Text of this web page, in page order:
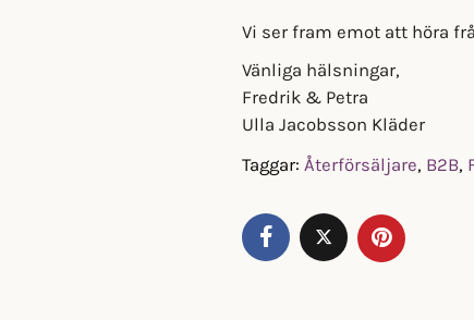
Vi ser fram emot att höra
Vänliga hälsningar,
Fredrik & Petra
Ulla Jacobsson Kläder
Taggar: Återförsäljare, B2B,